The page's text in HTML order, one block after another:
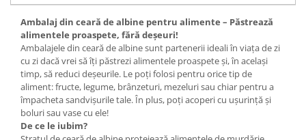
Cercei
Brățară
Broșă
Mărgele / talisman
Accesorii păr
Bijuterii din Floarea de colț
Colier / Pandantiv
Cercei
Ambalaj din ceară de albine pentru alimente – Păstrează
alimentele proaspete, fără deșeuri!
Ambalajele din ceară de albine sunt partenerii ideali în viața de zi
cu zi dacă vrei să îți păstrezi alimentele proaspete și, în același
timp, să reduci deșeurile. Le poți folosi pentru orice tip de
aliment: fructe, legume, brânzeturi, mezeluri sau chiar pentru a
împacheta sandvișurile tale. În plus, poți acoperi cu ușurință și
boluri sau vase cu ele!
De ce le iubim?